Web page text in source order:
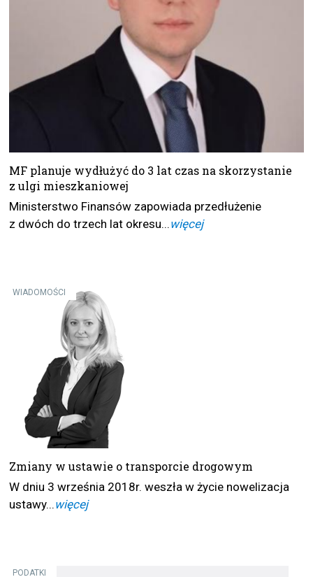
MF planuje wydłużyć do 3 lat czas na skorzystanie
z ulgi mieszkaniowej
Ministerstwo Finansów zapowiada przedłużenie
z dwóch do trzech lat okresu... więcej
WIADOMOŚCI
Zmiany w ustawie o transporcie drogowym
W dniu 3 września 2018r. weszła w życie nowelizacja
ustawy... więcej
PODATKI